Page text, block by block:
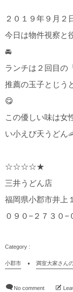
２０１９年９月２
今日は物件視察と
🚘
ランチは２回目の
推薦の玉子とじう
😋
この優しい味は女
い小えび天うどん
☆☆☆☆★
三井うどん店
福岡県小郡市井上
０９０−２７３０−
小郡市 満室大家さん
No comment